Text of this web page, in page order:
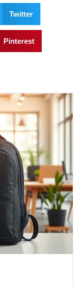
Twitter
Pinterest